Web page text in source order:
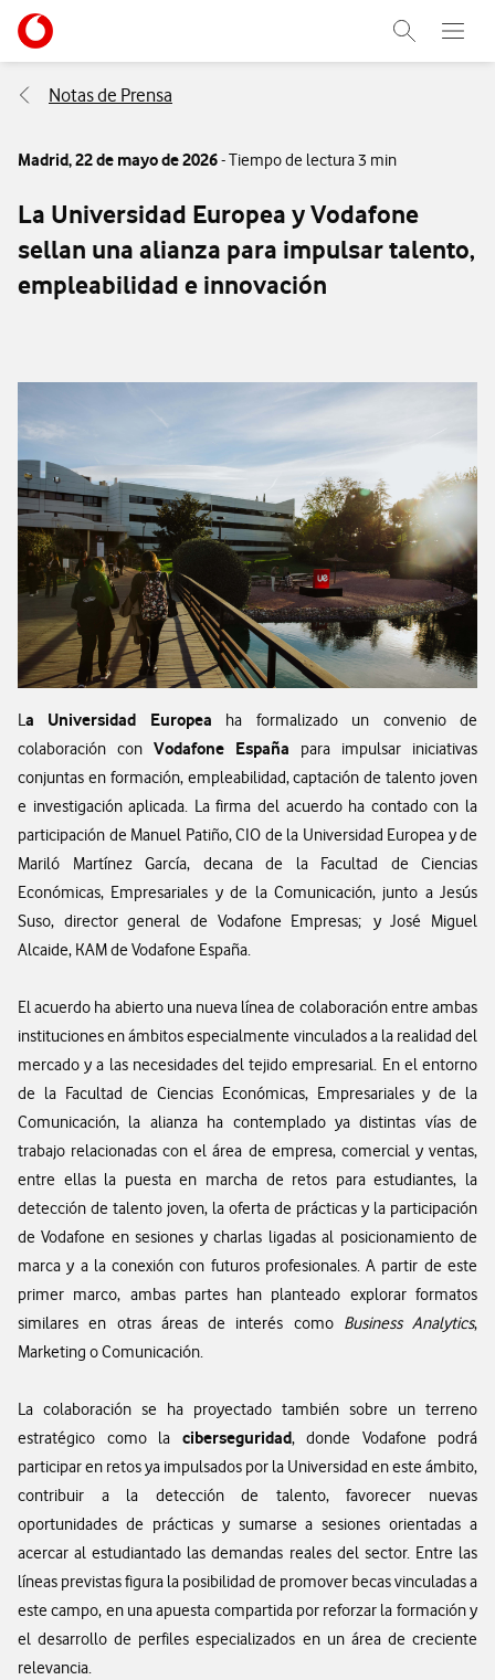
Ir a la pagina principal de vodafone.es
Abrir
Menu
Abre
Notas de Prensa
Madrid,22 de mayo de 2026- Tiempo de lectura 3 min
La Universidad Europea y Vodafone
sellan una alianza para impulsar talento,
empleabilidad e innovación
La Universidad Europea
ha formalizado un convenio de
colaboración con Vodafone España para impulsar iniciativas
conjuntas en formación, empleabilidad, captación de talento joven
e investigación aplicada. La firma del acuerdo ha contado con la
participación de Manuel Patiño, CIO de la Universidad Europea y de
Mariló Martínez García, decana de la Facultad de Ciencias
Económicas, Empresariales y de la Comunicación, junto a Jesús
Suso, director general de Vodafone Empresas; y José Miguel
Alcaide, KAM de Vodafone España.
El acuerdo ha abierto una nueva línea de colaboración entre ambas
instituciones en ámbitos especialmente vinculados a la realidad del
mercado y a las necesidades del tejido empresarial. En el entorno
de la Facultad de Ciencias Económicas, Empresariales y de la
Comunicación, la alianza ha contemplado ya distintas vías de
trabajo relacionadas con el área de empresa, comercial y ventas,
entre ellas la puesta en marcha de retos para estudiantes, la
detección de talento joven, la oferta de prácticas y la participación
de Vodafone en sesiones y charlas ligadas al posicionamiento de
marca y a la conexión con futuros profesionales. A partir de este
primer marco, ambas partes han planteado explorar formatos
similares en otras áreas de interés como Business Analytics,
Marketing o Comunicación.
La colaboración se ha proyectado también sobre un terreno
estratégico como la ciberseguridad, donde Vodafone podrá
participar en retos ya impulsados por la Universidad en este ámbito,
contribuir a la detección de talento, favorecer nuevas
oportunidades de prácticas y sumarse a sesiones orientadas a
acercar al estudiantado las demandas reales del sector. Entre las
líneas previstas figura la posibilidad de promover becas vinculadas a
este campo, en una apuesta compartida por reforzar la formación y
el desarrollo de perfiles especializados en un área de creciente
relevancia.